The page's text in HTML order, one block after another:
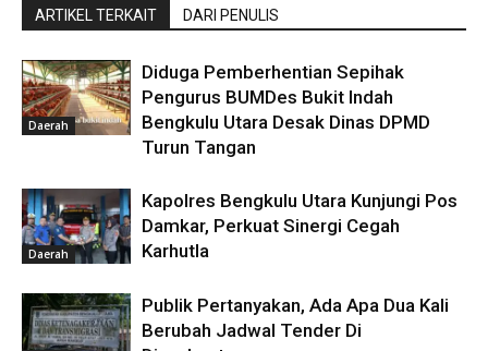
ARTIKEL TERKAIT DARI PENULIS
Daerah
Diduga Pemberhentian Sepihak
Pengurus BUMDes Bukit Indah
Bengkulu Utara Desak Dinas DPMD
Turun Tangan
Daerah
Kapolres Bengkulu Utara Kunjungi Pos
Damkar, Perkuat Sinergi Cegah
Karhutla
Publik Pertanyakan, Ada Apa Dua Kali
Berubah Jadwal Tender Di